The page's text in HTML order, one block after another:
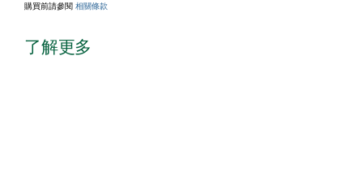
購買前請參閱 相關條款
了解更多